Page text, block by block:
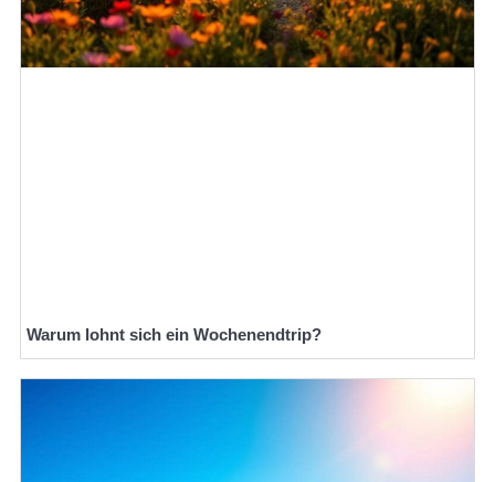
Warum lohnt sich ein Wochenendtrip?